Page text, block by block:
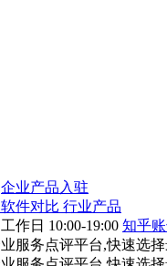
企业产品入驻
软件对比 行业产品
工作日 10:00-19:00 知乎